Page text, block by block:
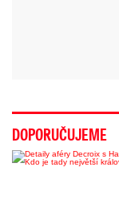
DOPORUČUJEME